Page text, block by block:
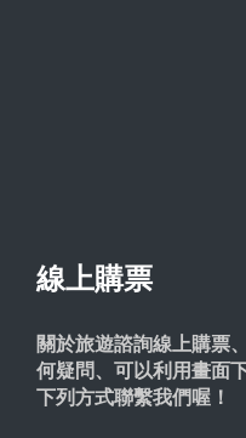
線上購票
關於旅遊諮詢線上購票
何疑問、可以利用畫面
下列方式聯繫我們喔！